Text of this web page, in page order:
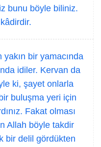
bunu böyle biliniz.
bir yamacında
idiler. Kervan da
ki, şayet onlarla
buluşma yeri için
Fakat olması
Allah böyle takdir
bir delil gördükten